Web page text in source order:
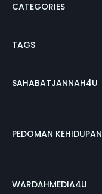
CATEGORIES
TAGS
SAHABATJANNAH4U
PEDOMAN KEHIDUPAN
WARDAHMEDIA4U